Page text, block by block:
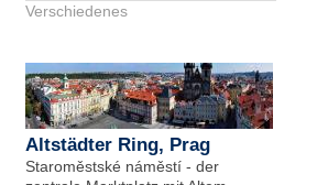
Verschiedenes
Altstädter Ring, Prag
Staroměstské náměstí - der